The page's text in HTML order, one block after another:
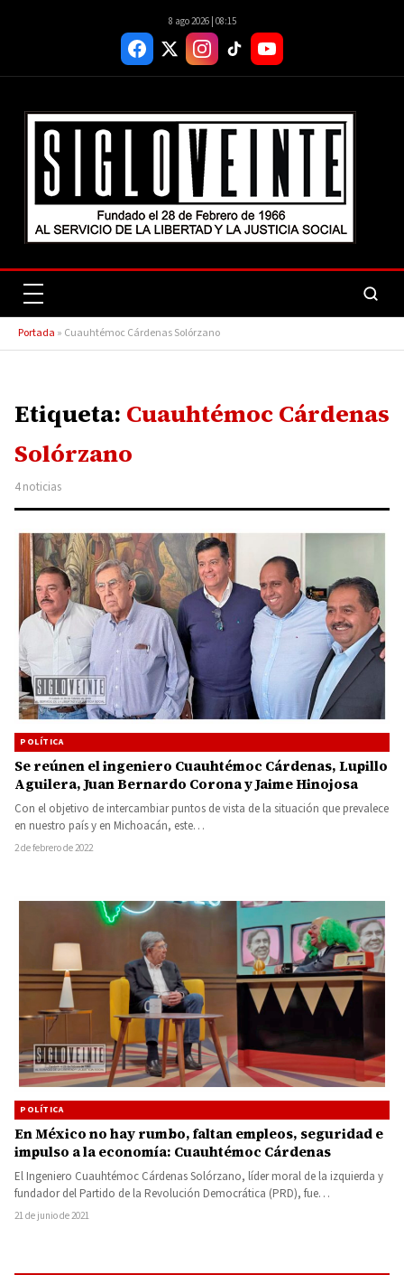
8 ago 2026 | 08:15
Portada » Cuauhtémoc Cárdenas Solórzano
Etiqueta: Cuauhtémoc Cárdenas
Solórzano
4 noticias
POLÍTICA
Se reúnen el ingeniero Cuauhtémoc Cárdenas, Lupillo
Aguilera, Juan Bernardo Corona y Jaime Hinojosa
Con el objetivo de intercambiar puntos de vista de la situación que prevalece
en nuestro país y en Michoacán, este…
2 de febrero de 2022
POLÍTICA
En México no hay rumbo, faltan empleos, seguridad e
impulso a la economía: Cuauhtémoc Cárdenas
El Ingeniero Cuauhtémoc Cárdenas Solórzano, líder moral de la izquierda y
fundador del Partido de la Revolución Democrática (PRD), fue…
21 de junio de 2021